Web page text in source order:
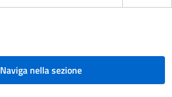
Naviga nella sezione